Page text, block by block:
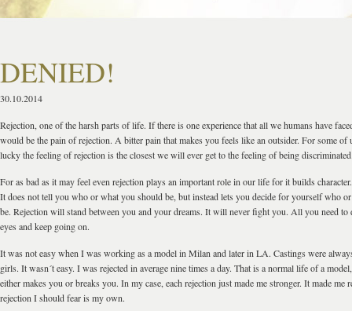
DENIED!
30.10.2014
Rejection, one of the harsh parts of life. If there is one experience that all we humans have
would be the pain of rejection. A bitter pain that makes you feels like an outsider. For some of
lucky the feeling of rejection is the closest we will ever get to the feeling of being
For as bad as it may feel even rejection plays an important role in our life for it builds
It does not tell you who or what you should be, but instead lets you decide for yourself who
be. Rejection will stand between you and your dreams. It will never fight you. All you need to
eyes and keep going on.
It was not easy when I was working as a model in Milan and later in LA. Castings were
girls. It wasn´t easy. I was rejected in average nine times a day. That is a normal life of a
either makes you or breaks you. In my case, each rejection just made me stronger. It made me
rejection I should fear is my own.